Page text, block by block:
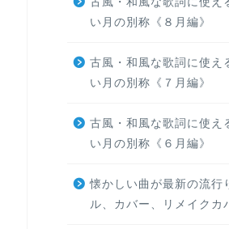
い月の別称《８月編》
古風・和風な歌詞に使え
い月の別称《７月編》
古風・和風な歌詞に使え
い月の別称《６月編》
懐かしい曲が最新の流行
ル、カバー、リメイクカ